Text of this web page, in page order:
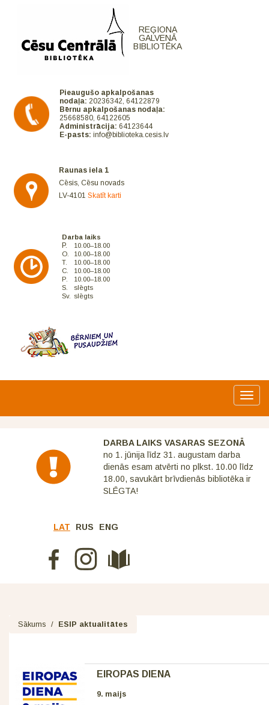
REĢIONA
GALVENĀ
BIBLIOTĒKA
Pieaugušo apkalpošanas
nodaļa: 20236342, 64122879
Bērnu apkalpošanas nodaļa:
25668580, 64122605
Administrācija: 64123644
E-pasts: info@biblioteka.cesis.lv
Raunas iela 1
Cēsis, Cēsu novads
LV-4101Skatīt karti
Darba laiks
P.
10.00–18.00
O.
10.00–18.00
T.
10.00–18.00
C.
10.00–18.00
P.
10.00–18.00
S.
slēgts
Sv.
slēgts
DARBA LAIKS VASARAS SEZONĀ
no 1. jūnija līdz 31. augustam darba
dienās esam atvērti no plkst. 10.00 līdz
18.00, savukārt brīvdienās bibliotēka ir
SLĒGTA!
LAT RUS ENG
Sākums / ESIP aktualitātes
EIROPAS DIENA
9. maijs